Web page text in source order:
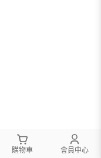
購物車 會員中心